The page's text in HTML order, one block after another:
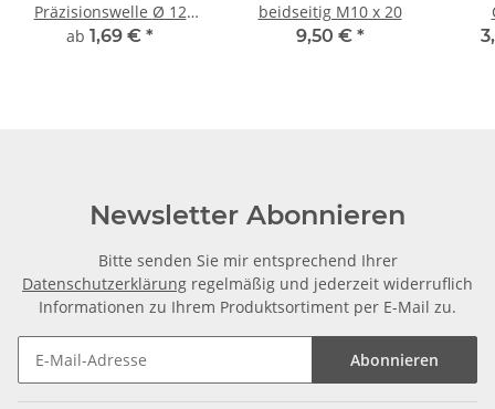
Präzisionswelle Ø 12
mm, gehärtet,
ab 1,69 € *
beidseitig M10 x 20
9,50 € *
Newsletter Abonnieren
Bitte senden Sie mir entsprechend Ihrer
Datenschutzerklärung regelmäßig und jederzeit widerruflich
Informationen zu Ihrem Produktsortiment per E-Mail zu.
Abonnieren